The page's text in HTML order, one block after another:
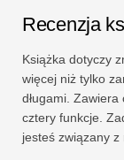
Recenzja
Książka dotyczy
więcej niż tylko
długami.
cztery funkcje.
jesteś związany z